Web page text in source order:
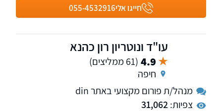
חייגו אלי055-4532916
עו"ד ונוטריון רון כהנא
4.9 (61 ממליצים)
חיפה
מנהל/ת פורום מקצועי באתר din
צפיות:31,062